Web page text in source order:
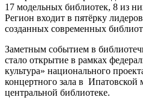
17 модельных библиотек, 8 из
Регион входит в пятёрку
созданных современных
Заметным событием в
стало открытие в рамках
культура» национального
концертного зала в Ипатовской
центральной библиотеке.